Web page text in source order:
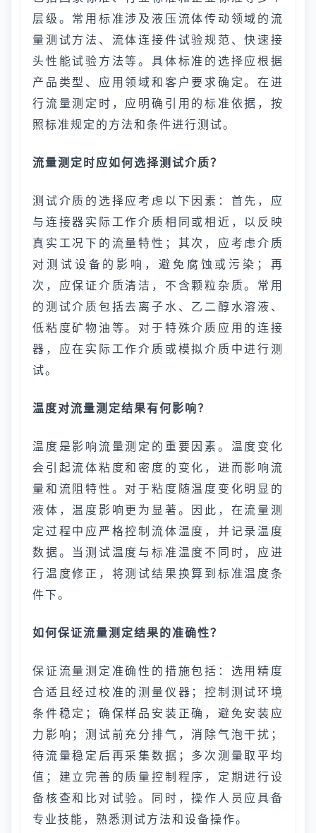
层级。常用标准涉及液压流体传动领域的流
量测试方法、流体连接件试验规范、快速接
头性能试验方法等。具体标准的选择应根据
产品类型、应用领域和客户要求确定。在进
行流量测定时，应明确引用的标准依据，按
照标准规定的方法和条件进行测试。
流量测定时应如何选择测试介质？
测试介质的选择应考虑以下因素：首先，应
与连接器实际工作介质相同或相近，以反映
真实工况下的流量特性；其次，应考虑介质
对测试设备的影响，避免腐蚀或污染；再
次，应保证介质清洁，不含颗粒杂质。常用
的测试介质包括去离子水、乙二醇水溶液、
低粘度矿物油等。对于特殊介质应用的连接
器，应在实际工作介质或模拟介质中进行测
试。
温度对流量测定结果有何影响？
温度是影响流量测定的重要因素。温度变化
会引起流体粘度和密度的变化，进而影响流
量和流阻特性。对于粘度随温度变化明显的
液体，温度影响更为显著。因此，在流量测
定过程中应严格控制流体温度，并记录温度
数据。当测试温度与标准温度不同时，应进
行温度修正，将测试结果换算到标准温度条
件下。
如何保证流量测定结果的准确性？
保证流量测定准确性的措施包括：选用精度
合适且经过校准的测量仪器；控制测试环境
条件稳定；确保样品安装正确，避免安装应
力影响；测试前充分排气，消除气泡干扰；
待流量稳定后再采集数据；多次测量取平均
值；建立完善的质量控制程序，定期进行设
备核查和比对试验。同时，操作人员应具备
专业技能，熟悉测试方法和设备操作。